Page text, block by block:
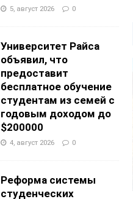
5, август 2026 0
Университет Райса
объявил, что
предоставит
бесплатное обучение
студентам из семей с
годовым доходом до
$200000
4, август 2026 0
Реформа системы
студенческих